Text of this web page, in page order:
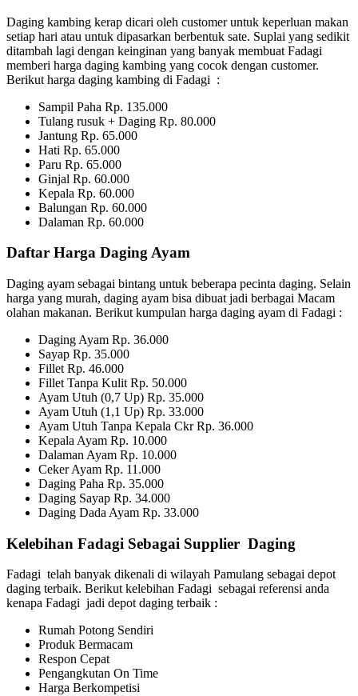
Daging kambing kerap dicari oleh customer untuk keperluan makan
setiap hari atau untuk dipasarkan berbentuk sate. Suplai yang sedikit
ditambah lagi dengan keinginan yang banyak membuat Fadagi
memberi harga daging kambing yang cocok dengan customer.
Berikut harga daging kambing di Fadagi :
Sampil Paha Rp. 135.000
Tulang rusuk + Daging Rp. 80.000
Jantung Rp. 65.000
Hati Rp. 65.000
Paru Rp. 65.000
Ginjal Rp. 60.000
Kepala Rp. 60.000
Balungan Rp. 60.000
Dalaman Rp. 60.000
Daftar Harga Daging Ayam
Daging ayam sebagai bintang untuk beberapa pecinta daging. Selain
harga yang murah, daging ayam bisa dibuat jadi berbagai Macam
olahan makanan. Berikut kumpulan harga daging ayam di Fadagi :
Daging Ayam Rp. 36.000
Sayap Rp. 35.000
Fillet Rp. 46.000
Fillet Tanpa Kulit Rp. 50.000
Ayam Utuh (0,7 Up) Rp. 35.000
Ayam Utuh (1,1 Up) Rp. 33.000
Ayam Utuh Tanpa Kepala Ckr Rp. 36.000
Kepala Ayam Rp. 10.000
Dalaman Ayam Rp. 10.000
Ceker Ayam Rp. 11.000
Daging Paha Rp. 35.000
Daging Sayap Rp. 34.000
Daging Dada Ayam Rp. 33.000
Kelebihan Fadagi Sebagai Supplier Daging
Fadagi telah banyak dikenali di wilayah Pamulang sebagai depot
daging terbaik. Berikut kelebihan Fadagi sebagai referensi anda
kenapa Fadagi jadi depot daging terbaik :
Rumah Potong Sendiri
Produk Bermacam
Respon Cepat
Pengangkutan On Time
Harga Berkompetisi